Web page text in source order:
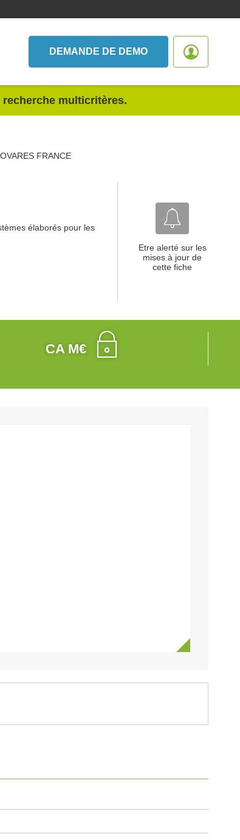
DEMANDE DE DEMO
recherche multicritères.
FRANCE
élaborés pour les
Etre alerté sur les
mises à jour de
cette fiche
CA M€